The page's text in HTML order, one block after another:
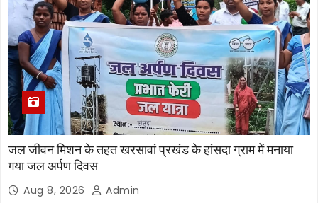
जल जीवन मिशन के तहत खरसावां प्रखंड के हांसदा ग्राम में मनाया
गया जल अर्पण दिवस
Aug 8, 2026 Admin